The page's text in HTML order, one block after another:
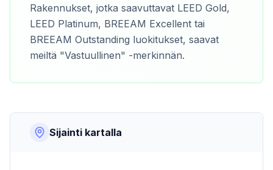
Rakennukset, jotka saavuttavat LEED Gold,
LEED Platinum, BREEAM Excellent tai
BREEAM Outstanding luokitukset, saavat
meiltä "Vastuullinen" -merkinnän.
Sijainti kartalla